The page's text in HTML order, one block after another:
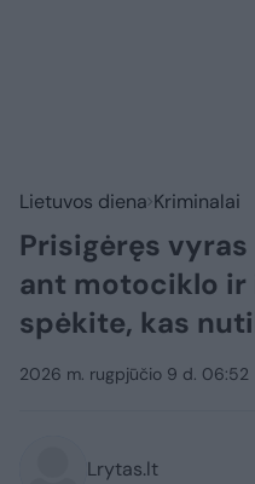
Lietuvos diena Kriminalai
Prisigėręs
ant motociklo ir
spėkite, kas
2026 m. rugpjūčio 9 d. 06:52
Lrytas.lt